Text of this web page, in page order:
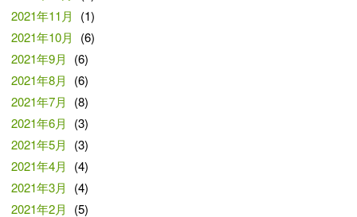
2021年11月
(1)
2021年10月
(6)
2021年9月
(6)
2021年8月
(6)
2021年7月
(8)
2021年6月
(3)
2021年5月
(3)
2021年4月
(4)
2021年3月
(4)
2021年2月
(5)